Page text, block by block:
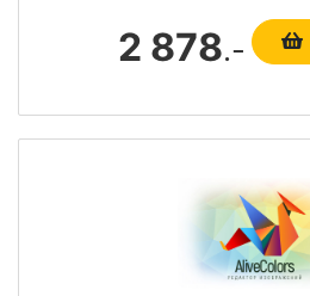
2 878.-